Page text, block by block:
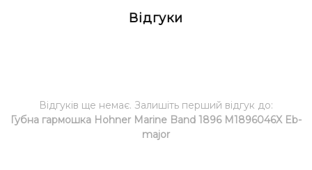
Відгуки
Відгуків ще немає. Залишіть перший відгук до:
Губна гармошка Hohner Marine Band 1896 M1896046X Eb-
major